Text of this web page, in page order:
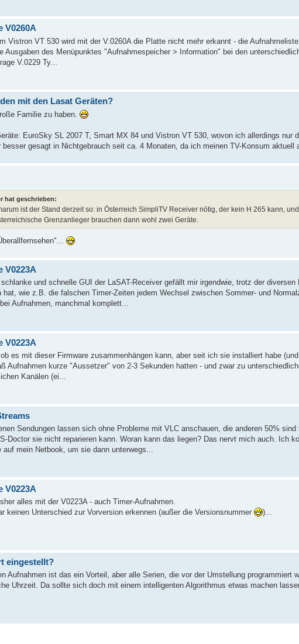
V0260A
Vistron VT 530 wird mit der V.0260A die Platte nicht mehr erkannt - die
Ausgaben des Menüpunktes "Aufnahmespeicher > Information" bei den
V.0229 Ty...
mit den Lasat Geräten?
Familie zu haben.
EuroSky SL 2007 T, Smart MX 84 und Vistron VT 530, wovon ich allerdings nur
besser gesagt in Nichtgebrauch seit ca. 4 Monaten, da ich meinen TV-Konsum aktuell
hat geschrieben:
ist der Stand derzeit so: in Österreich SimpliTV Receiver nötig, der kein H 265 kann,
Grenzanlieger brauchen dann wohl zwei Geräte.
V0223A
und schnelle GUI der LaSAT-Receiver gefällt mir irgendwie, trotz der diversen
hat, wie z.B. die falschen Timer-Zeiten jedem Wechsel zwischen Sommer- und
Aufnahmen, manchmal komplett...
V0223A
es mit dieser Firmware zusammenhängen kann, aber seit ich sie installiert habe
Aufnahmen kurze "Aussetzer" von 2-3 Sekunden hatten - und zwar zu
Kanälen (ei...
Sendungen lassen sich ohne Probleme mit VLC anschauen, die anderen 50%
Doctor sie nicht reparieren kann. Woran kann das liegen? Das nervt mich auch. Ich
auf mein Netbook, um sie dann unterwegs...
V0223A
alles mit der V0223A - auch Timer-Aufnahmen.
keinen Unterschied zur Vorversion erkennen (außer die Versionsnummer
)...
eingestellt?
Aufnahmen ist das ein Vorteil, aber alle Serien, die vor der Umstellung programmiert
Uhrzeit. Da sollte sich doch mit einem intelligenten Algorithmus etwas machen